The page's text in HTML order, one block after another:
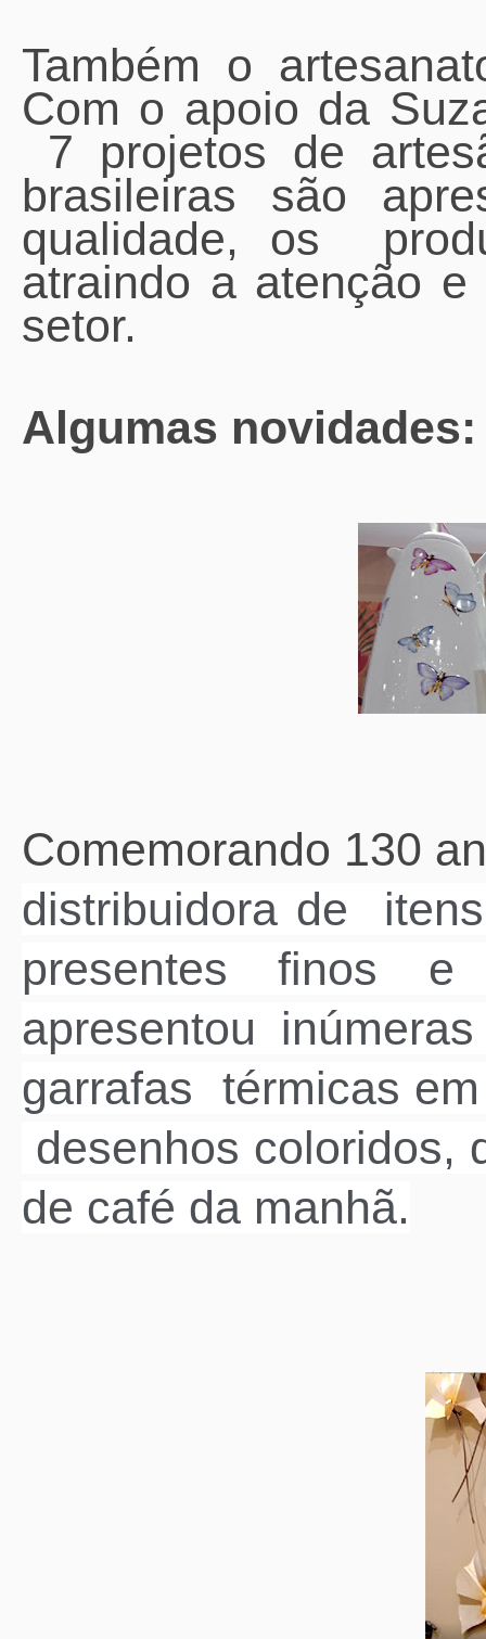
Também o
Com o apoio da
7 projetos de
brasileiras são
qualidade, os
atraindo a atenção
setor.
Algumas novidades:
Comemorando 130
distribuidora de
presentes finos e
apresentou
garrafas térmicas
desenhos coloridos,
de café da manhã.